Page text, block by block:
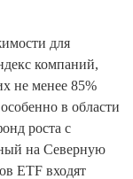
для
компаний,
не менее 85%
в области
роста с
на Северную
ETF входят